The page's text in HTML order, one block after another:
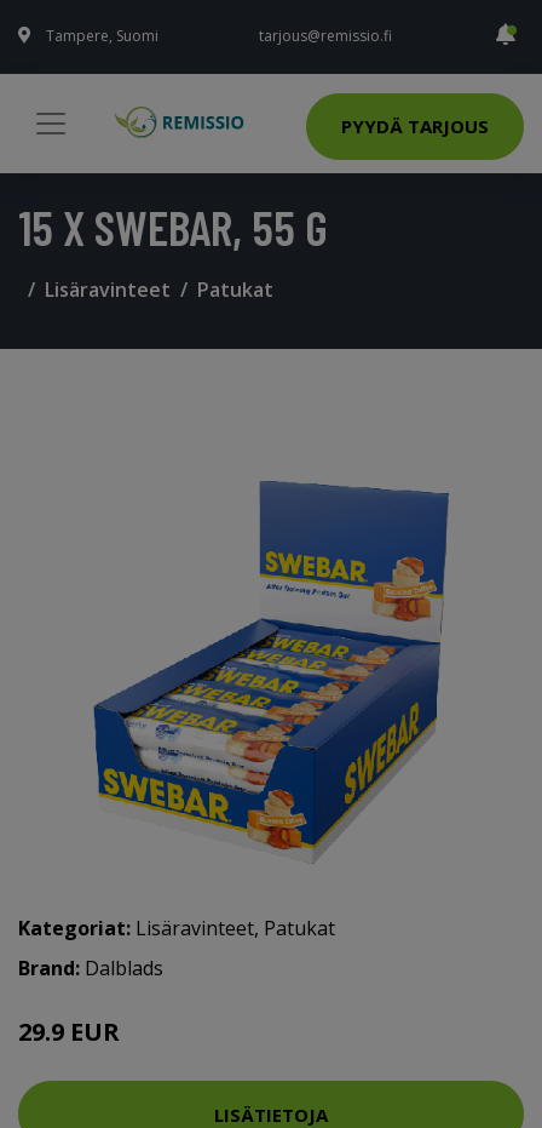
Tampere, Suomi tarjous@remissio.fi
PYYDÄ TARJOUS
15 X SWEBAR, 55 G
Lisäravinteet Patukat
Kategoriat: Lisäravinteet, Patukat
Brand: Dalblads
29.9 EUR
LISÄTIETOJA